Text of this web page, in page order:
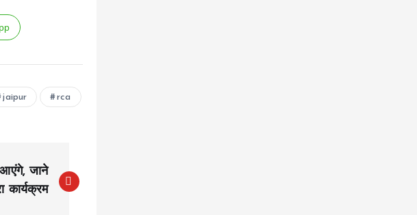
jaipur rca
जाने
कार्यक्रम